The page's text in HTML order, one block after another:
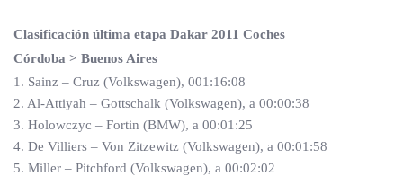
Clasificación última etapa Dakar 2011 Coches
Córdoba > Buenos Aires
1. Sainz – Cruz (Volkswagen), 001:16:08
2. Al-Attiyah – Gottschalk (Volkswagen), a 00:00:38
3. Holowczyc – Fortin (BMW), a 00:01:25
4. De Villiers – Von Zitzewitz (Volkswagen), a 00:01:58
5. Miller – Pitchford (Volkswagen), a 00:02:02